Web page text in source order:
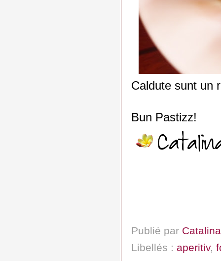
Caldute sunt un
Bun Pastizz!
Publié par Catalina
Libellés : aperitiv,